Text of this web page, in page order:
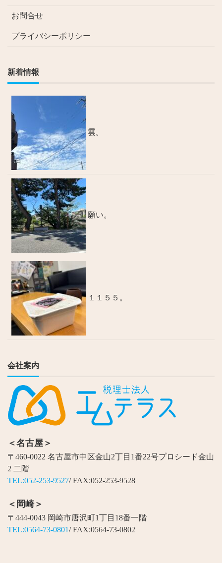
お問合せ
プライバシーポリシー
新着情報
雲。
願い。
１１５５。
会社案内
＜名古屋＞
〒460-0022 名古屋市中区金山2丁目1番22号プロシード金山
2 二階
TEL:052-253-9527/ FAX:052-253-9528
＜岡崎＞
〒444-0043 岡崎市唐沢町1丁目18番一階
TEL:0564-73-0801/ FAX:0564-73-0802